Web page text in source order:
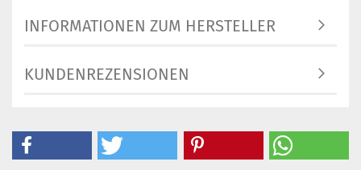
INFORMATIONEN ZUM HERSTELLER
KUNDENREZENSIONEN